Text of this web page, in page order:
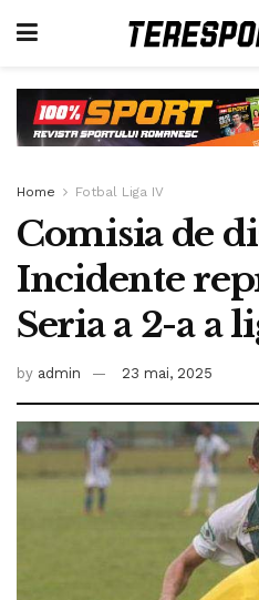
Home Fotbal Liga IV
Comisia de
Incidente
Seria a 2-a a
by admin 23 mai, 2025